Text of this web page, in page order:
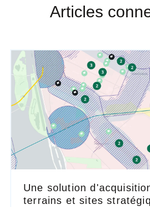
Articles
Une solution
terrains et sites